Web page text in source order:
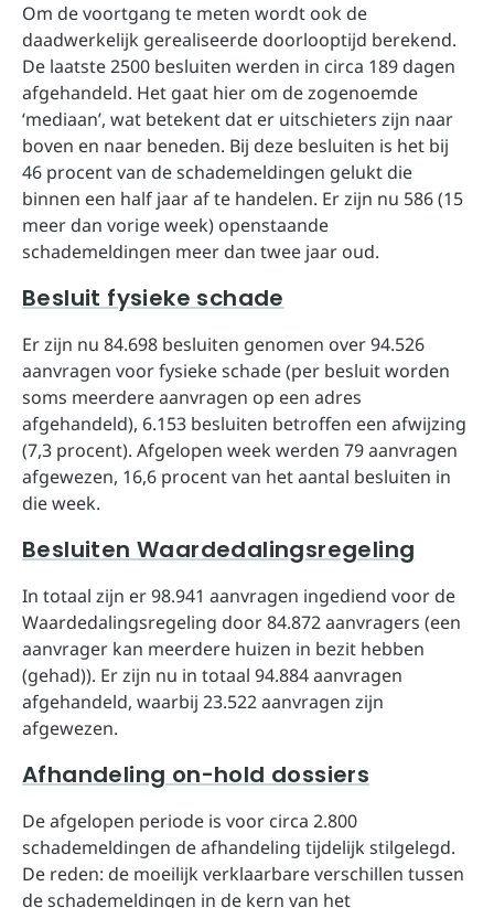
Om de voortgang te meten wordt ook de
daadwerkelijk gerealiseerde doorlooptijd berekend.
De laatste 2500 besluiten werden in circa 189 dagen
afgehandeld. Het gaat hier om de zogenoemde
‘mediaan’, wat betekent dat er uitschieters zijn naar
boven en naar beneden. Bij deze besluiten is het bij
46 procent van de schademeldingen gelukt die
binnen een half jaar af te handelen. Er zijn nu 586 (15
meer dan vorige week) openstaande
schademeldingen meer dan twee jaar oud.
Besluit fysieke schade
Er zijn nu 84.698 besluiten genomen over 94.526
aanvragen voor fysieke schade (per besluit worden
soms meerdere aanvragen op een adres
afgehandeld), 6.153 besluiten betroffen een afwijzing
(7,3 procent). Afgelopen week werden 79 aanvragen
afgewezen, 16,6 procent van het aantal besluiten in
die week.
Besluiten Waardedalingsregeling
In totaal zijn er 98.941 aanvragen ingediend voor de
Waardedalingsregeling door 84.872 aanvragers (een
aanvrager kan meerdere huizen in bezit hebben
(gehad)). Er zijn nu in totaal 94.884 aanvragen
afgehandeld, waarbij 23.522 aanvragen zijn
afgewezen.
Afhandeling on-hold dossiers
De afgelopen periode is voor circa 2.800
schademeldingen de afhandeling tijdelijk stilgelegd.
De reden: de moeilijk verklaarbare verschillen tussen
de schademeldingen in de kern van het